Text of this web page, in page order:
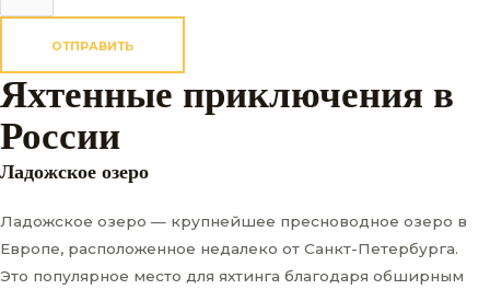
ОТПРАВИТЬ
Яхтенные приключения в
России
Ладожское озеро
Ладожское озеро — крупнейшее пресноводное озеро в
Европе, расположенное недалеко от Санкт-Петербурга.
Это популярное место для яхтинга благодаря обширным